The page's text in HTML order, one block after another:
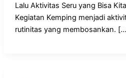
Lalu Aktivitas Seru yang Bisa
Kegiatan Kemping menjadi
rutinitas yang membosankan.